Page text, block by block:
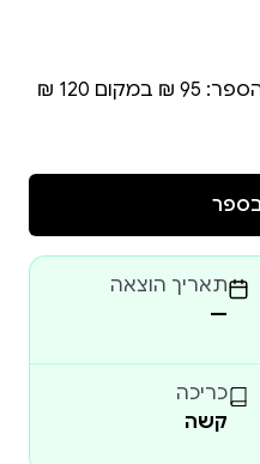
מחיר מוזל מיוחד לרגל חודש הספר: 95 ₪ במקום 120 ₪
תאריך הוצאה
—
כריכה
קשה